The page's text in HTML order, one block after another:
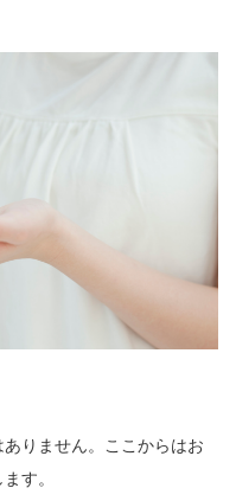
りません。ここからはお
す。